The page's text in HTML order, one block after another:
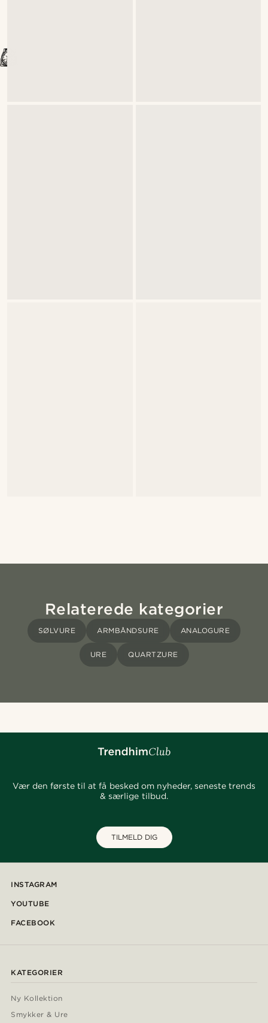
Relaterede kategorier
SØLVURE ARMBÅNDSURE ANALOGURE
URE QUARTZURE
Vær den første til at få besked om nyheder, seneste trends
& særlige tilbud.
TILMELD DIG
INSTAGRAM
YOUTUBE
FACEBOOK
KATEGORIER
Ny Kollektion
Smykker & Ure